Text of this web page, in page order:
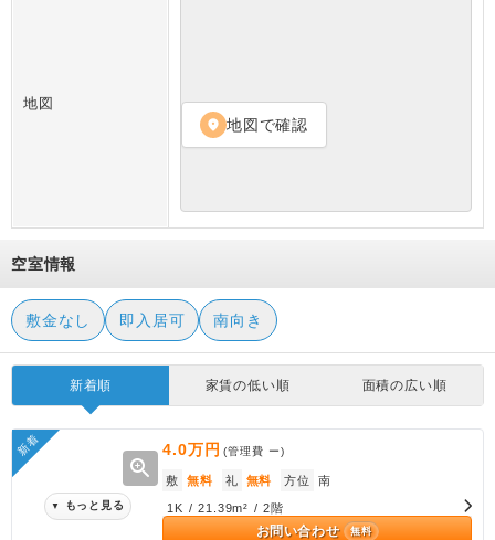
地図
location_on 地図で確認
空室情報
敷金なし 即入居可 南向き
新着順 家賃の低い順 面積の広い順
新着
zoom_in
▼ もっと見る
4.0万円 (管理費 ー)
敷 無料 礼 無料 方位 南
1K / 21.39m² / 2階
お問い合わせ 無料